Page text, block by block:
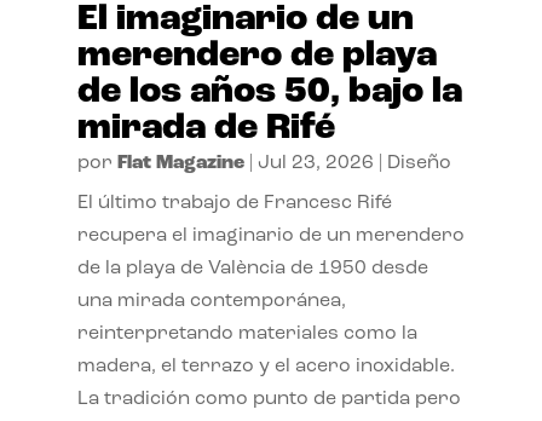
El imaginario de un
merendero de playa
de los años 50, bajo la
mirada de Rifé
por Flat Magazine| Jul 23, 2026 Diseño
El último trabajo de Francesc Rifé
recupera el imaginario de un merendero
de la playa de València de 1950 desde
una mirada contemporánea,
reinterpretando materiales como la
madera, el terrazo y el acero inoxidable.
La tradición como punto de partida pero